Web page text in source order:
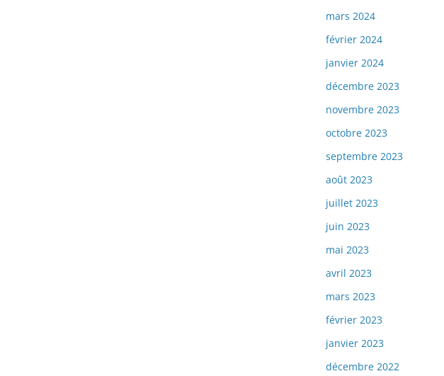
mars 2024
février 2024
janvier 2024
décembre 2023
novembre 2023
octobre 2023
septembre 2023
août 2023
juillet 2023
juin 2023
mai 2023
avril 2023
mars 2023
février 2023
janvier 2023
décembre 2022